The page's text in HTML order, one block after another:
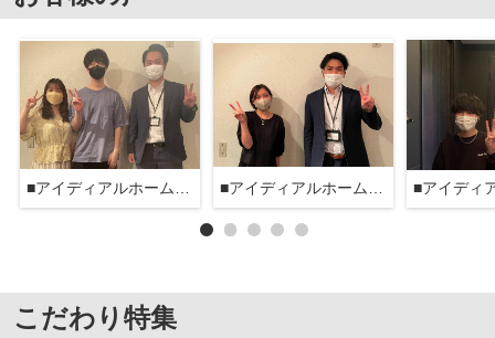
■アイディアルホーム大森本店■ ■アイディアルホーム大森本店■
こだわり特集